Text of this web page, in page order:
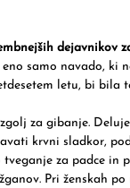
dejavnikov
samo navado, ki
letu, bi bila
za gibanje.
krvni sladkor,
tveganje za padce in
Pri ženskah po